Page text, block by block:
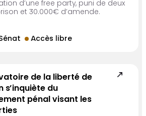
d’une free party, puni de deux
et 30.000€ d’amende.
Accès libre
de la liberté de
s’inquiète du
pénal visant les